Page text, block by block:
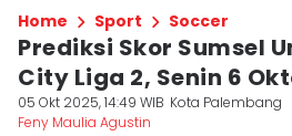
Home Sport Soccer
Prediksi Skor Sumsel
City Liga 2, Senin 6
05 Okt 2025, 14:49 WIB Kota Palembang
Feny Maulia Agustin